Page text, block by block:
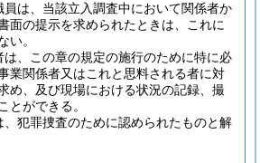
員は、当該立入調査中において関係者か
面の提示を求められたときは、これに
い。
は、この章の規定の施行のために特に必
業関係者又はこれと思料される者に対
め、及び現場における状況の記録、撮
とができる。
、犯罪捜査のために認められたものと解